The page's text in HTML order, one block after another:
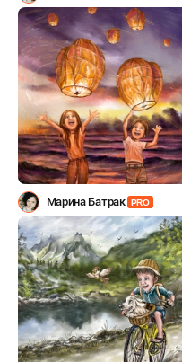
Марина Батрак PRO